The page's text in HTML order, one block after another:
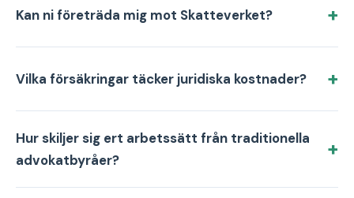
Kan ni företräda mig mot Skatteverket?
Vilka försäkringar täcker juridiska kostnader?
Hur skiljer sig ert arbetssätt från traditionella
advokatbyråer?